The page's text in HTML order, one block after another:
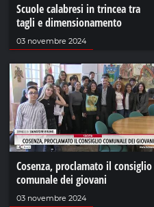
Scuole calabresi in trincea tra
tagli e dimensionamento
03 novembre 2024
Cosenza, proclamato il consiglio
comunale dei giovani
03 novembre 2024